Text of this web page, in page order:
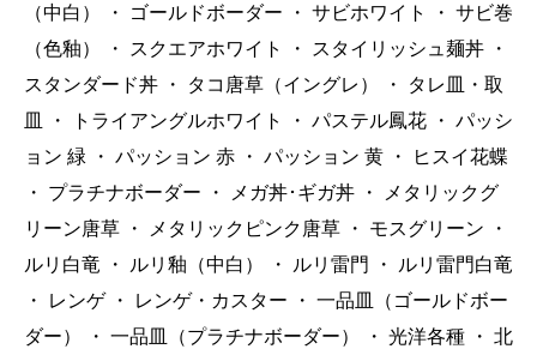
（中白）
・ ゴールドボーダー ・ サビホワイト ・ サビ巻
（色釉）
・ スクエアホワイト ・ スタイリッシュ麺丼
・
スタンダード丼
・ タコ唐草（イングレ） ・
タレ皿・取
皿
・ トライアングルホワイト ・ パステル鳳花 ・ パッシ
ョン 緑
・ パッション 赤 ・ パッション 黄 ・
ヒスイ花蝶
・
プラチナボーダー ・ メガ丼･ギガ丼 ・
メタリックグ
リーン唐草
・ メタリックピンク唐草 ・ モスグリーン
・
ルリ白竜
・ ルリ釉（中白） ・ ルリ雷門 ・
ルリ雷門白竜
・
レンゲ ・ レンゲ・カスター ・ 一品皿（ゴールドボー
ダー）
・ 一品皿（プラチナボーダー） ・ 光洋各種 ・ 北